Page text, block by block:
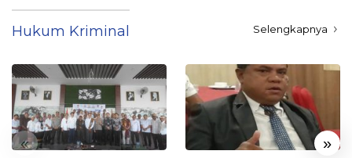
Hukum Kriminal Selengkapnya
« »